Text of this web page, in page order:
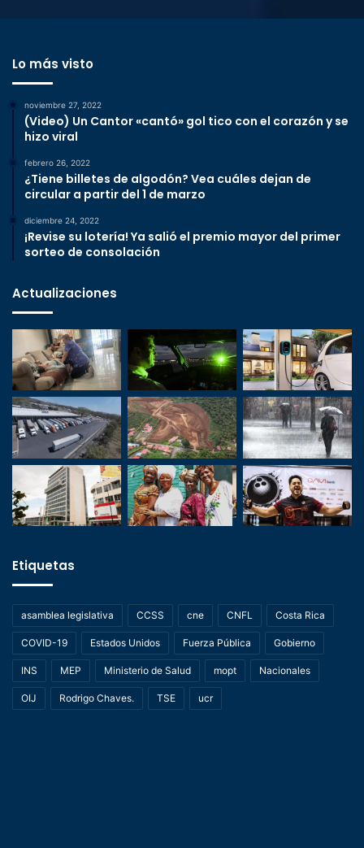
Lo más visto
noviembre 27, 2022
(Video) Un Cantor «cantó» gol tico con el corazón y se
hizo viral
febrero 26, 2022
¿Tiene billetes de algodón? Vea cuáles dejan de
circular a partir del 1 de marzo
diciembre 24, 2022
¡Revise su lotería! Ya salió el premio mayor del primer
sorteo de consolación
Actualizaciones
Etiquetas
asamblea legislativa CCSS cne CNFL Costa Rica
COVID-19 Estados Unidos Fuerza Pública Gobierno
INS MEP Ministerio de Salud mopt Nacionales
OIJ Rodrigo Chaves. TSE ucr